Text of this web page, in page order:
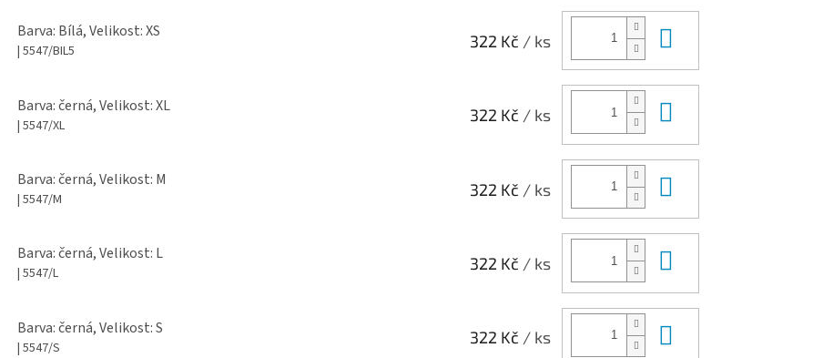
Barva: Bílá, Velikost: XS
| 5547/BIL5
322 Kč / ks
Barva: černá, Velikost: XL
| 5547/XL
322 Kč / ks
Barva: černá, Velikost: M
| 5547/M
322 Kč / ks
Barva: černá, Velikost: L
| 5547/L
322 Kč / ks
Barva: černá, Velikost: S
| 5547/S
322 Kč / ks